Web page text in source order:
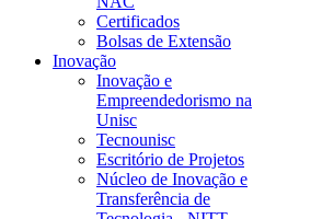
Certificados
Bolsas de Extensão
Inovação
Inovação e
Empreendedorismo na
Unisc
Tecnounisc
Escritório de Projetos
Núcleo de Inovação e
Transferência de